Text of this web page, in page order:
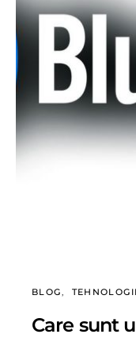
BLOG
Care sunt